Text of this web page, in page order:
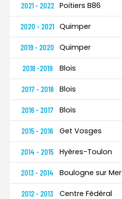
2021 - 2022 Poitiers B86
2020 - 2021 Quimper
2019 - 2020 Quimper
2018 -2019 Blois
2017 - 2018 Blois
2016 - 2017 Blois
2015 - 2016 Get Vosges
2014 - 2015 Hyères-Toulon
2013 - 2014 Boulogne sur Mer
2012 - 2013 Centre Fédéral